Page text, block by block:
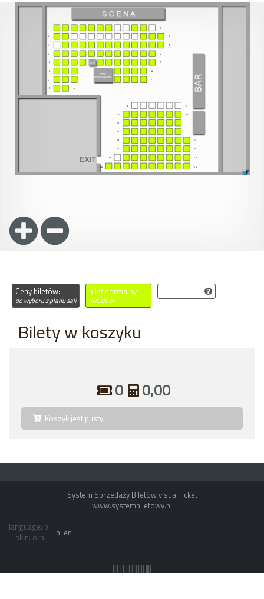
Ceny biletów:
do wyboru z planu sali
bilet normalny
100,00 zł
Bilety w koszyku
0 0,00
Koszyk jest pusty
System Sprzedaży Biletów visualTicket
www.systembiletowy.pl
language: pl
skin: orb
pl en